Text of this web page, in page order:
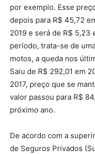
por exemplo. Esse
depois para R$ 45,72
2019 e será de R$ 5,23
período, trata-se de
motos, a queda nos
Saiu de R$ 292,01 em
2017, preço que se
valor passou para R$
próximo ano.
De acordo com a
de Seguros Privados